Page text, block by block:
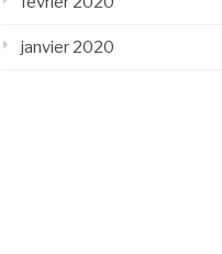
janvier 2020